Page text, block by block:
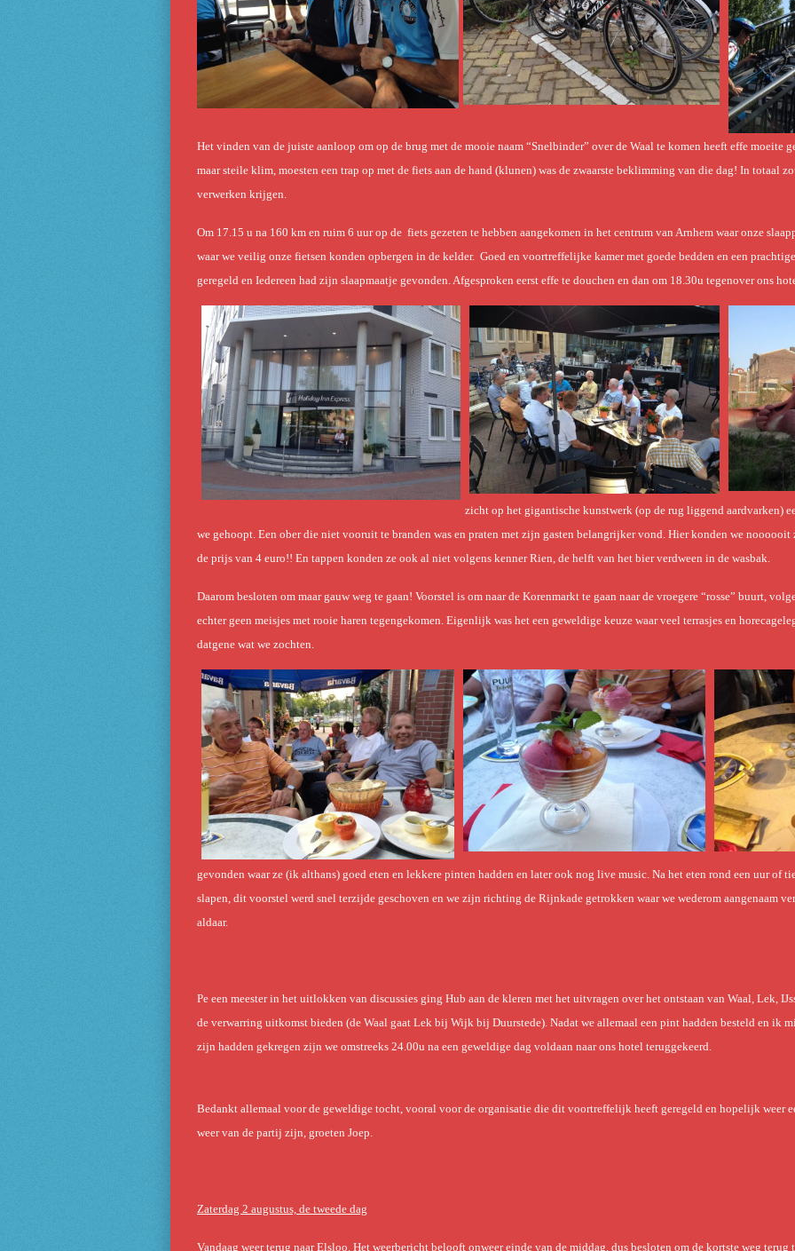
Het vinden van de juiste aanloop om op de brug met de mooie naam “Snelbinder” over de Waal te komen heeft effe moeite
maar steile klim, moesten een trap op met de fiets aan de hand (klunen) was de zwaarste beklimming van die dag! In totaal
verwerken krijgen.
Om 17.15 u na 160 km en ruim 6 uur op de fiets gezeten te hebben aangekomen in het centrum van Arnhem waar onze
waar we veilig onze fietsen konden opbergen in de kelder. Goed en voortreffelijke kamer met goede bedden en een
geregeld en Iedereen had zijn slaapmaatje gevonden. Afgesproken eerst effe te douchen en dan om 18.30u tegenover ons
zicht op het gigantische kunstwerk (op de rug liggend aardvarken)
we gehoopt. Een ober die niet vooruit te branden was en praten met zijn gasten belangrijker vond. Hier konden we
de prijs van 4 euro!! En tappen konden ze ook al niet volgens kenner Rien, de helft van het bier verdween in de wasbak.
Daarom besloten om maar gauw weg te gaan! Voorstel is om naar de Korenmarkt te gaan naar de vroegere “rosse” buurt,
echter geen meisjes met rooie haren tegengekomen. Eigenlijk was het een geweldige keuze waar veel terrasjes en
datgene wat we zochten.
gevonden waar ze (ik althans) goed eten en lekkere pinten hadden en later ook nog live music. Na het eten rond een uur of
slapen, dit voorstel werd snel terzijde geschoven en we zijn richting de Rijnkade getrokken waar we wederom aangenaam
aldaar.
Pe een meester in het uitlokken van discussies ging Hub aan de kleren met het uitvragen over het ontstaan van Waal, Lek,
de verwarring uitkomst bieden (de Waal gaat Lek bij Wijk bij Duurstede). Nadat we allemaal een pint hadden besteld en ik
zijn hadden gekregen zijn we omstreeks 24.00u na een geweldige dag voldaan naar ons hotel teruggekeerd.
Bedankt allemaal voor de geweldige tocht, vooral voor de organisatie die dit voortreffelijk heeft geregeld en hopelijk weer
weer van de partij zijn, groeten Joep.
Zaterdag 2 augustus, de tweede dag
Vandaag weer terug naar Elsloo. Het weerbericht belooft onweer einde van de middag, dus besloten om de kortste weg terug